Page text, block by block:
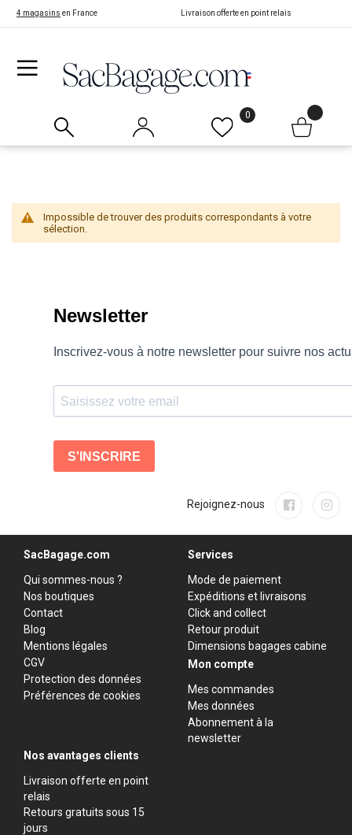
4 magasins en France Livraison offerte en point relais
0
Impossible de trouver des produits correspondants à votre
sélection.
Rejoignez-nous
SacBagage.com
Qui sommes-nous ?
Nos boutiques
Contact
Blog
Mentions légales
CGV
Protection des données
Préférences de cookies
Services
Mode de paiement
Expéditions et livraisons
Click and collect
Retour produit
Dimensions bagages cabine
Mon compte
Mes commandes
Mes données
Abonnement à la
newsletter
Nos avantages clients
Livraison offerte en point
relais
Retours gratuits sous 15
jours